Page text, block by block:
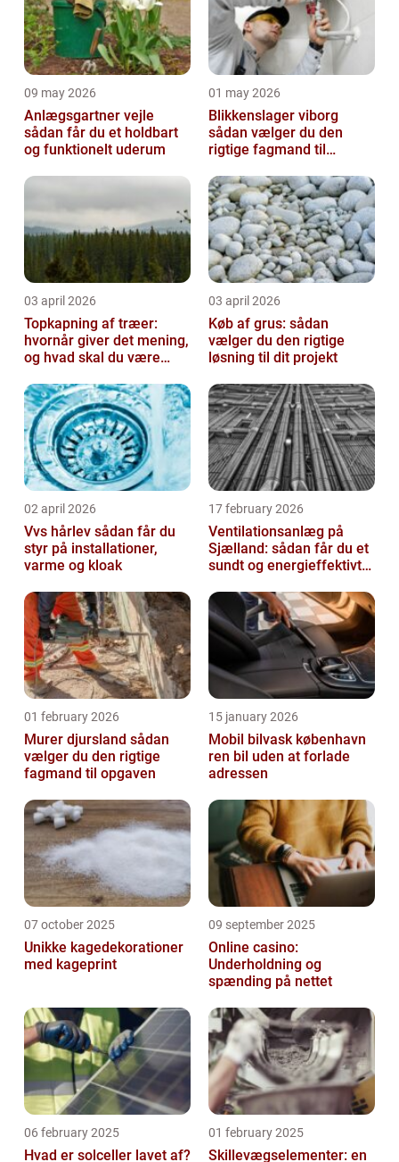
09 may 2026
Anlægsgartner vejle
sådan får du et holdbart
og funktionelt uderum
01 may 2026
Blikkenslager viborg
sådan vælger du den
rigtige fagmand til
03 april 2026
Topkapning af træer:
hvornår giver det mening,
og hvad skal du være
03 april 2026
Køb af grus: sådan
vælger du den rigtige
løsning til dit projekt
02 april 2026
Vvs hårlev sådan får du
styr på installationer,
varme og kloak
17 february 2026
Ventilationsanlæg på
Sjælland: sådan får du et
sundt og energieffektivt
01 february 2026
Murer djursland sådan
vælger du den rigtige
fagmand til opgaven
15 january 2026
Mobil bilvask københavn
ren bil uden at forlade
adressen
07 october 2025
Unikke kagedekorationer
med kageprint
09 september 2025
Online casino:
Underholdning og
spænding på nettet
06 february 2025
Hvad er solceller lavet af?
01 february 2025
Skillevægselementer: en